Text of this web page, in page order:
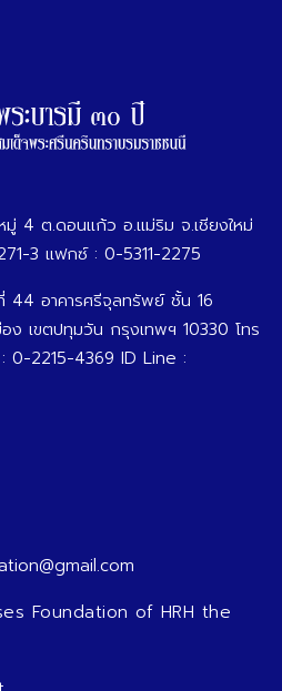
มู่ 4 ต.ดอนแก้ว อ.แม่ริม จ.เชียงใหม่
3 แฟกซ์ : 0-5311-2275
44 อาคารศรีจุลทรัพย์ ชั้น 16
ง เขตปทุมวัน กรุงเทพฯ 10330 โทร
0-2215-4369 ID Line :
Foundation of HRH the